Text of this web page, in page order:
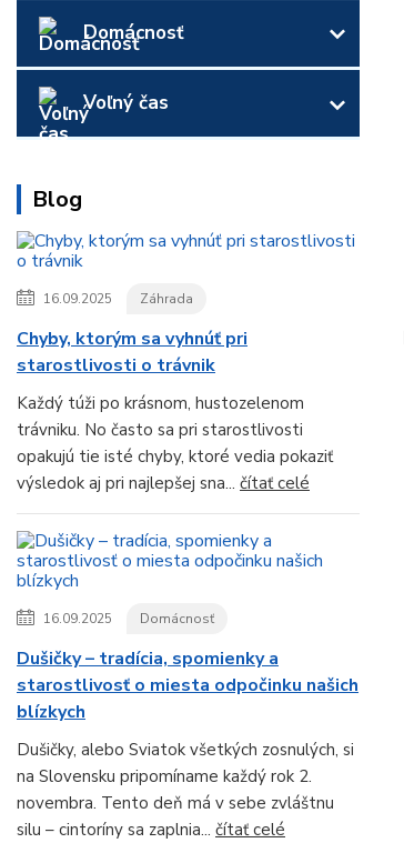
Domácnosť
Voľný čas
Blog
16.09.2025 Záhrada
Chyby, ktorým sa vyhnúť pri
starostlivosti o trávnik
Každý túži po krásnom, hustozelenom
trávniku. No často sa pri starostlivosti
opakujú tie isté chyby, ktoré vedia pokaziť
výsledok aj pri najlepšej sna... čítať celé
16.09.2025 Domácnosť
Dušičky – tradícia, spomienky a
starostlivosť o miesta odpočinku našich
blízkych
Dušičky, alebo Sviatok všetkých zosnulých, si
na Slovensku pripomíname každý rok 2.
novembra. Tento deň má v sebe zvláštnu
silu – cintoríny sa zaplnia... čítať celé